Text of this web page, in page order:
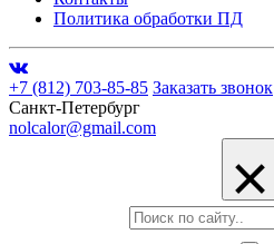
Политика обработки ПД
+7 (812) 703-85-85 Заказать звонок
Санкт-Петербург
nolcalor@gmail.com
×